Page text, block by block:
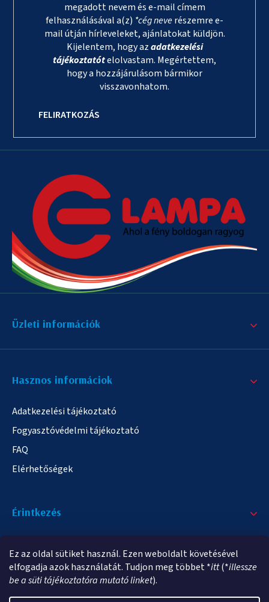
Ez az oldal sütiket használ. Ezen weboldalt követésével
elfogadja azok használatát. Tudjon meg többet *itt(*illessze
be a süti tájékoztatóra mutató linket).
megadott nevem és e-mail címem
felhasználásával a(z) *cég neverészemre e-
mail útján hírleveleket, ajánlatokat küldjön.
Kijelentem, hogy azadatkezelési
tájékoztatótelolvastam. Megértettem,
hogy a hozzájárulásom bármikor
visszavonhatom.
FELIRATKOZÁS
Üzleti információk
Hasznos informáciok
Adatkezelési tájékoztató
Fogyasztóvédelmi tájékoztató
FAQ
Elérhetőségek
Érintkezés
info@elampa.hu